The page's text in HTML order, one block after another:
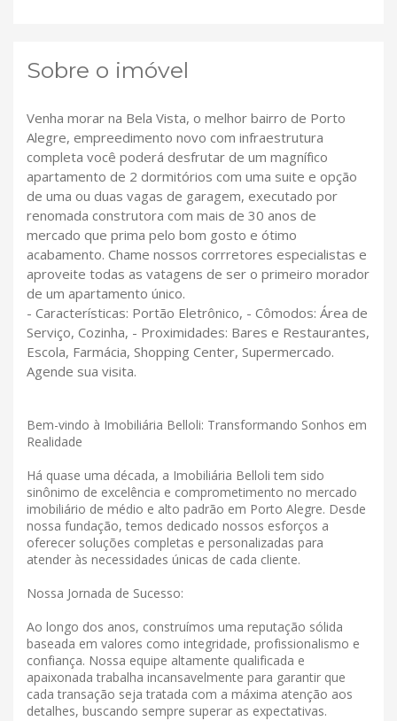
Sobre o imóvel
Venha morar na Bela Vista, o melhor bairro de Porto
Alegre, empreedimento novo com infraestrutura
completa você poderá desfrutar de um magnífico
apartamento de 2 dormitórios com uma suite e opção
de uma ou duas vagas de garagem, executado por
renomada construtora com mais de 30 anos de
mercado que prima pelo bom gosto e ótimo
acabamento. Chame nossos corrretores especialistas e
aproveite todas as vatagens de ser o primeiro morador
de um apartamento único.
- Características: Portão Eletrônico, - Cômodos: Área de
Serviço, Cozinha, - Proximidades: Bares e Restaurantes,
Escola, Farmácia, Shopping Center, Supermercado.
Agende sua visita.
Bem-vindo à Imobiliária Belloli: Transformando Sonhos em
Realidade
Há quase uma década, a Imobiliária Belloli tem sido
sinônimo de excelência e comprometimento no mercado
imobiliário de médio e alto padrão em Porto Alegre. Desde
nossa fundação, temos dedicado nossos esforços a
oferecer soluções completas e personalizadas para
atender às necessidades únicas de cada cliente.
Nossa Jornada de Sucesso:
Ao longo dos anos, construímos uma reputação sólida
baseada em valores como integridade, profissionalismo e
confiança. Nossa equipe altamente qualificada e
apaixonada trabalha incansavelmente para garantir que
cada transação seja tratada com a máxima atenção aos
detalhes, buscando sempre superar as expectativas.